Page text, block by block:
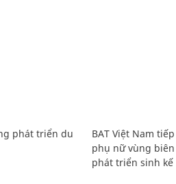
phát triển du
BAT Việt Nam
phụ nữ vùng
phát triển sinh kế